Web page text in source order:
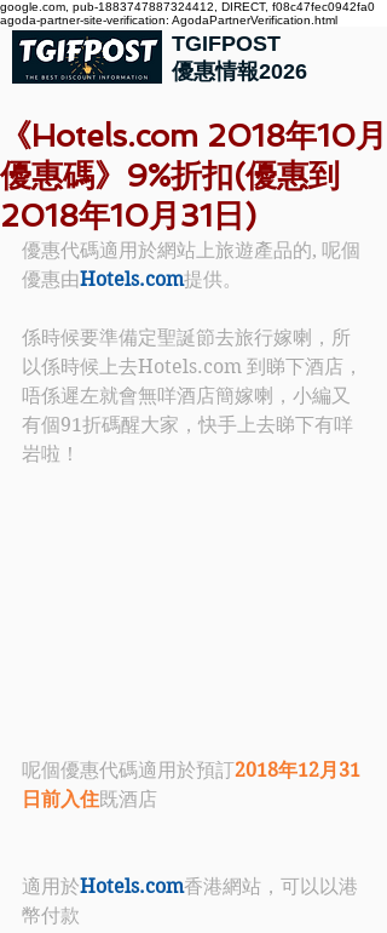
google.com, pub-1883747887324412, DIRECT, f08c47fec0942fa0
agoda-partner-site-verification: AgodaPartnerVerification.html
TGIFPOST
優惠情報2026
《Hotels.com 2018年10月
優惠碼》9%折扣(優惠到
2018年10月31日)
優惠代碼適用於網站上旅遊產品的, 呢個
優惠由Hotels.com提供。
係時候要準備定聖誕節去旅行嫁喇，所
以係時候上去Hotels.com 到睇下酒店，
唔係遲左就會無咩酒店簡嫁喇，小編又
有個91折碼醒大家，快手上去睇下有咩
岩啦！
呢個優惠代碼適用於預訂2018年12月31
日前入住既酒店
適用於Hotels.com香港網站，可以以港
幣付款